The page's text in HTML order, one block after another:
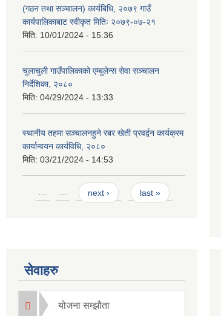
(गठन तथा सञ्चालन) कार्यबिधि, २०७९ गाउँ
कार्यपालिकाबाट स्वीकृत मितिः २०७९-०७-२१
मिति: 10/01/2024 - 15:36
चुलाचुली गाउँपालिकाको एम्बुलेन्स सेवा सञ्चालन
निर्देशिका, २०८०
मिति: 04/29/2024 - 13:33
स्थानीय तहमा सञ्चालनहुने रबर खेती प्रवर्द्वन कार्यक्रम
कार्यान्वयन कार्यविधि, २०८०
मिति: 03/21/2024 - 14:53
Pages
… … next › last »
सेवाहरु
योजना सम्झौता